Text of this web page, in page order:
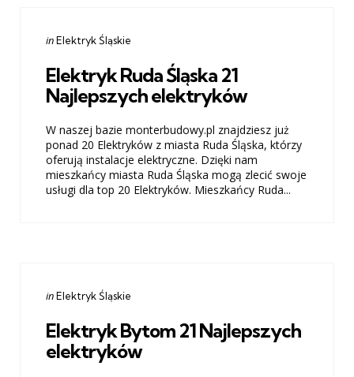
Categories
Posted
inElektryk Śląskie
Elektryk Ruda Śląska 21
Najlepszych elektryków
W naszej bazie monterbudowy.pl znajdziesz już
ponad 20 Elektryków z miasta Ruda Śląska, którzy
oferują instalacje elektryczne. Dzięki nam
mieszkańcy miasta Ruda Śląska mogą zlecić swoje
usługi dla top 20 Elektryków. Mieszkańcy Ruda...
Categories
Posted
inElektryk Śląskie
Elektryk Bytom 21 Najlepszych
elektryków